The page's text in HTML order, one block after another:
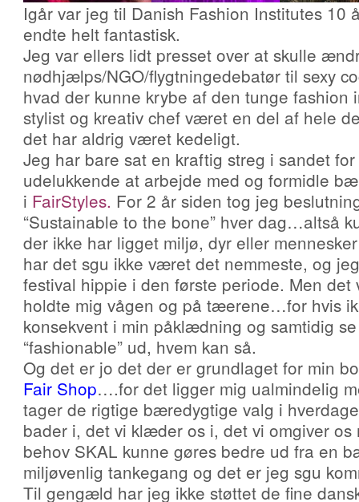
Igår var jeg til Danish Fashion Institutes 10
endte helt fantastisk.
Jeg var ellers lidt presset over at skulle
nødhjælps/NGO/flygtningedebatør til sexy
hvad der kunne krybe af den tunge fashion
stylist og kreativ chef været en del af hele
det har aldrig været kedeligt.
Jeg har bare sat en kraftig streg i sandet
udelukkende at arbejde med og formidle
i FairStyles. For 2 år siden tog jeg
“Sustainable to the bone” hver dag…altså
der ikke har ligget miljø, dyr eller
har det sgu ikke været det nemmeste, og
festival hippie i den første periode. Men det
holdte mig vågen og på tæerene…for hvis
konsekvent i min påklædning og samtidig
“fashionable” ud, hvem kan så.
Og det er jo det der er grundlaget for min
Fair Shop….for det ligger mig ualmindelig
tager de rigtige bæredygtige valg i
bader i, det vi klæder os i, det vi omgiver
behov SKAL kunne gøres bedre ud fra en
miljøvenlig tankegang og det er jeg sgu
Til gengæld har jeg ikke støttet de fine